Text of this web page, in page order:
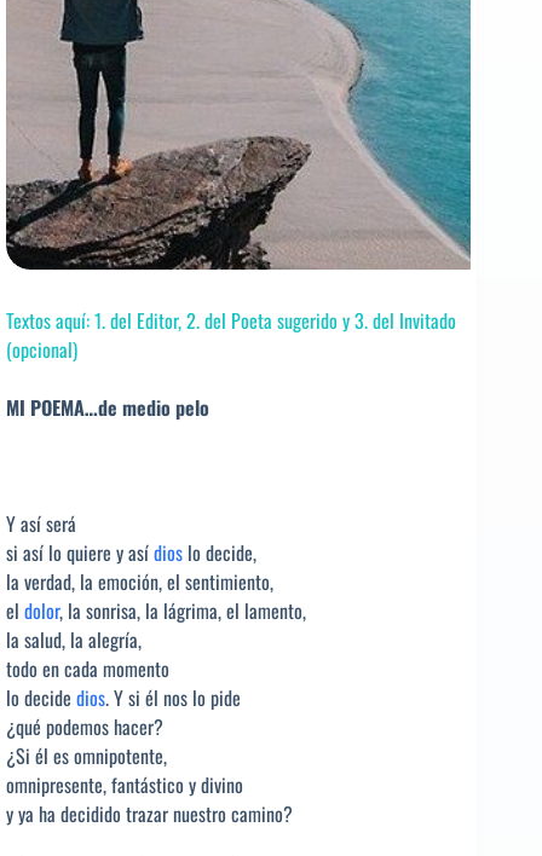
Textos aquí: 1. del Editor, 2. del Poeta sugerido y 3. del Invitado
(opcional)
MI POEMA…de medio pelo
Y así será
si así lo quiere y asídios lo decide,
la verdad, la emoción, el sentimiento,
el dolor, la sonrisa, la lágrima, el lamento,
la salud, la alegría,
todo en cada momento
lo decide dios. Y si él nos lo pide
¿qué podemos hacer?
¿Si él es omnipotente,
omnipresente, fantástico y divino
y ya ha decidido trazar nuestro camino?